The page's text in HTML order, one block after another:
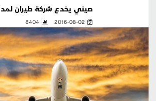
صيني يخدع شركة طيران
2016-08-02
8404